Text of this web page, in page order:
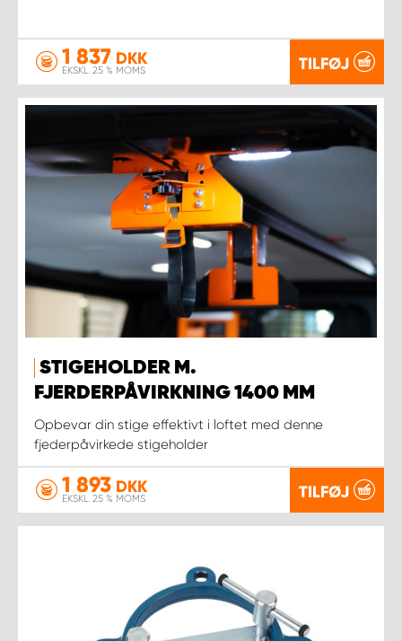
1 837 DKK
EKSKL. 25 % MOMS TILFØJ
STIGEHOLDER M.
FJERDERPÅVIRKNING 1400 MM
Opbevar din stige effektivt i loftet med denne
fjederpåvirkede stigeholder
1 893 DKK
EKSKL. 25 % MOMS TILFØJ